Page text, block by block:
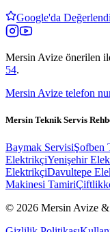
Google'da
Mersin Avize önerilen
54.
Mersin Avize telefon
Mersin Teknik Servis
Baymak ServisiŞofben
ElektrikçiYenişehir
ElektrikçiDavultepe
Makinesi Tamiri
© 2026 Mersin Avize &